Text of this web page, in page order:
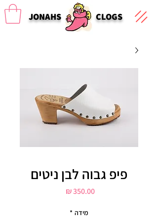
JONAHS CLOGS
פיפ גבוה לבן ניטים
מידה *